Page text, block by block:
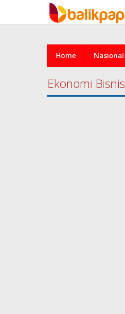
content
Home Nasional
Ekonomi Bisnis